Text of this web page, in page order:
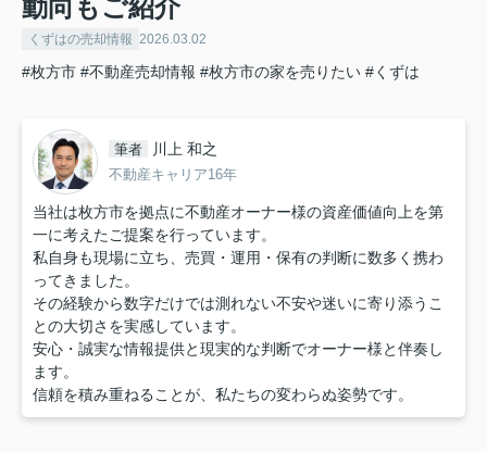
動向もご紹介
くずはの売却情報 2026.03.02
#枚方市 #不動産売却情報 #枚方市の家を売りたい #くずは
筆者 川上 和之
不動産キャリア16年
当社は枚方市を拠点に不動産オーナー様の資産価値向上を第
一に考えたご提案を行っています。
私自身も現場に立ち、売買・運用・保有の判断に数多く携わ
ってきました。
その経験から数字だけでは測れない不安や迷いに寄り添うこ
との大切さを実感しています。
安心・誠実な情報提供と現実的な判断でオーナー様と伴奏し
ます。
信頼を積み重ねることが、私たちの変わらぬ姿勢です。